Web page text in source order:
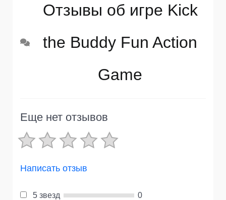
Отзывы об игре Kick
the Buddy Fun Action
Game
Еще нет отзывов
Написать отзыв
5 звезд 0